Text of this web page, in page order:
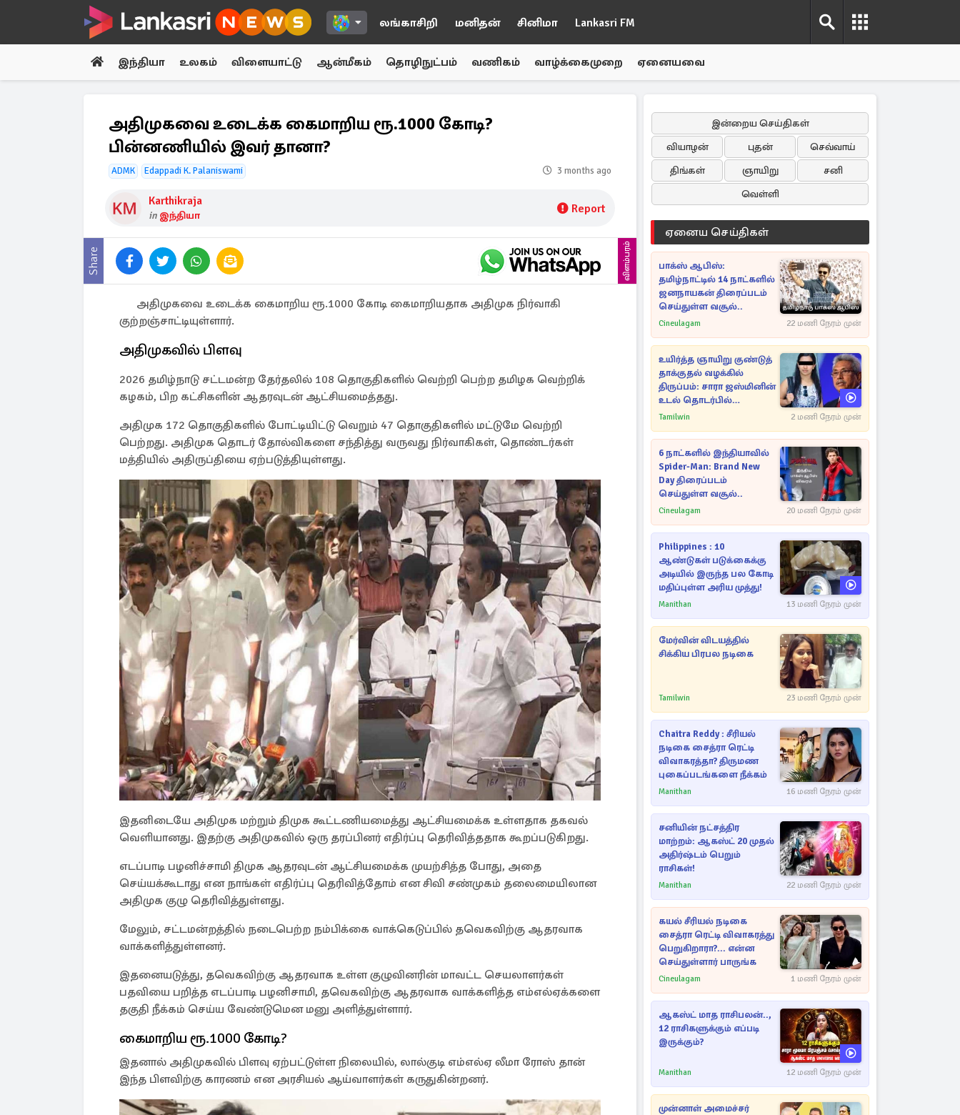
லங்காசிறி மனிதன் சினிமா Lankasri FM
இந்தியா உலகம் விளையாட்டு ஆன்மீகம் தொழிநுட்பம் வணிகம் வாழ்க்கைமுறை ஏனையவை
அதிமுகவை உடைக்க கைமாறிய ரூ.1000 கோடி?
பின்னணியில் இவர் தானா?
ADMK Edappadi K. Palaniswami 3 months ago
Karthikraja
in இந்தியா Report
Share விளம்பரம்
அதிமுகவை உடைக்க கைமாறிய ரூ.1000 கோடி கைமாறியதாக அதிமுக நிர்வாகி
குற்றஞ்சாட்டியுள்ளார்.
அதிமுகவில் பிளவு
2026 தமிழ்நாடு சட்டமன்ற தேர்தலில் 108 தொகுதிகளில் வெற்றி பெற்ற தமிழக வெற்றிக்
கழகம், பிற கட்சிகளின் ஆதரவுடன் ஆட்சியமைத்தது.
அதிமுக 172 தொகுதிகளில் போட்டியிட்டு வெறும் 47 தொகுதிகளில் மட்டுமே வெற்றி
பெற்றது. அதிமுக தொடர் தோல்விகளை சந்தித்து வருவது நிர்வாகிகள், தொண்டர்கள்
மத்தியில் அதிருப்தியை ஏற்படுத்தியுள்ளது.
இதனிடையே அதிமுக மற்றும் திமுக கூட்டணியமைத்து ஆட்சியமைக்க உள்ளதாக தகவல்
வெளியானது. இதற்கு அதிமுகவில் ஒரு தரப்பினர் எதிர்ப்பு தெரிவித்ததாக கூறப்படுகிறது.
எடப்பாடி பழனிச்சாமி திமுக ஆதரவுடன் ஆட்சியமைக்க முயற்சித்த போது, அதை
செய்யக்கூடாது என நாங்கள் எதிர்ப்பு தெரிவித்தோம் என சிவி சண்முகம் தலைமையிலான
அதிமுக குழு தெரிவித்துள்ளது.
மேலும், சட்டமன்றத்தில் நடைபெற்ற நம்பிக்கை வாக்கெடுப்பில் தவெகவிற்கு ஆதரவாக
வாக்களித்துள்ளனர்.
இதனையடுத்து, தவெகவிற்கு ஆதரவாக உள்ள குழுவினரின் மாவட்ட செயலாளர்கள்
பதவியை பறித்த எடப்பாடி பழனிசாமி, தவெகவிற்கு ஆதரவாக வாக்களித்த எம்எல்ஏக்களை
தகுதி நீக்கம் செய்ய வேண்டுமென மனு அளித்துள்ளார்.
கைமாறிய ரூ.1000 கோடி?
இதனால் அதிமுகவில் பிளவு ஏற்பட்டுள்ள நிலையில், லால்குடி எம்எல்ஏ லீமா ரோஸ் தான்
இந்த பிளவிற்கு காரணம் என அரசியல் ஆய்வாளர்கள் கருதுகின்றனர்.
இன்றைய செய்திகள்
வியாழன்
புதன்
செவ்வாய்
திங்கள்
ஞாயிறு
சனி
வெள்ளி
ஏனைய செய்திகள்
பாக்ஸ் ஆபிஸ்:
தமிழ்நாட்டில் 14 நாட்களில்
ஜனநாயகன் திரைப்படம்
செய்துள்ள வசூல்..
Cineulagam 22 மணி நேரம் முன்
உயிர்த்த ஞாயிறு குண்டுத்
தாக்குதல் வழக்கில்
திருப்பம்: சாரா ஜஸ்மினின்
உடல் தொடர்பில்
நீதிமன்றத்தில் வெளியான
Tamilwin 2 மணி நேரம் முன்
6 நாட்களில் இந்தியாவில்
Spider-Man: Brand New
Day திரைப்படம்
செய்துள்ள வசூல்..
Cineulagam 20 மணி நேரம் முன்
Philippines : 10
ஆண்டுகள் படுக்கைக்கு
அடியில் இருந்த பல கோடி
மதிப்புள்ள அரிய முத்து!
Manithan 13 மணி நேரம் முன்
மேர்வின் விடயத்தில்
சிக்கிய பிரபல நடிகை
Tamilwin 23 மணி நேரம் முன்
Chaitra Reddy : சீரியல்
நடிகை சைத்ரா ரெட்டி
விவாகரத்தா? திருமண
புகைப்படங்களை நீக்கம்
Manithan 16 மணி நேரம் முன்
சனியின் நட்சத்திர
மாற்றம்: ஆகஸ்ட் 20 முதல்
அதிர்ஷ்டம் பெறும்
ராசிகள்!
Manithan 22 மணி நேரம் முன்
கயல் சீரியல் நடிகை
சைத்ரா ரெட்டி விவாகரத்து
பெறுகிறாரா?... என்ன
செய்துள்ளார் பாருங்க
Cineulagam 1 மணி நேரம் முன்
ஆகஸ்ட் மாத ராசிபலன்..,
12 ராசிகளுக்கும் எப்படி
இருக்கும்?
Manithan 12 மணி நேரம் முன்
முன்னாள் அமைச்சர்